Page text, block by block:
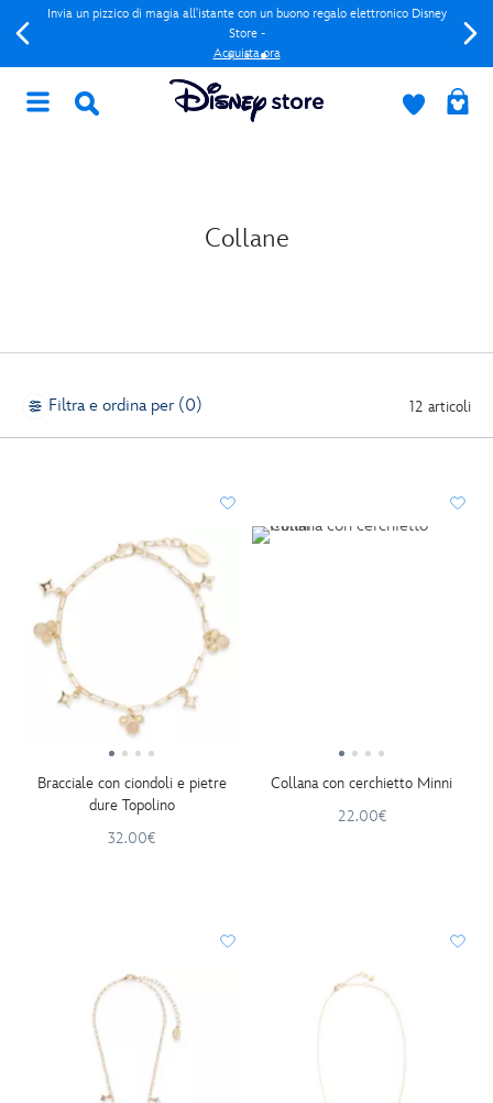
Invia un pizzico di magia all'istante con un buono regalo elettronico Disney
Store -
Acquista ora
Collane
Filtra e ordina per (0) 12 articoli
Bracciale con ciondoli e pietre
dure Topolino
32.00€
Collana con cerchietto Minni
22.00€